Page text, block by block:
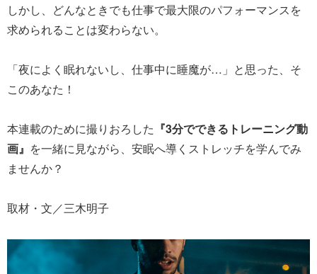
しかし、どんなときでも仕事で最大限のパフォーマンスを
求められることは変わらない。
「夜によく眠れないし、仕事中に睡魔が…」と思った、そ
このあなた！
本連載のために撮りおろした 『3分でできるトレーニング動
画』 を一緒に見ながら、安眠へ導くストレッチを学んでみ
ませんか？
取材・文／三木明子